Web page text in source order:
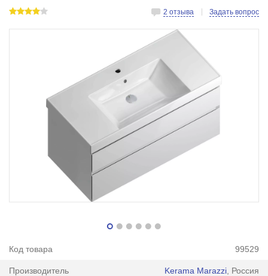
2 отзыва Задать вопрос
Код товара 99529
Производитель Kerama Marazzi , Россия